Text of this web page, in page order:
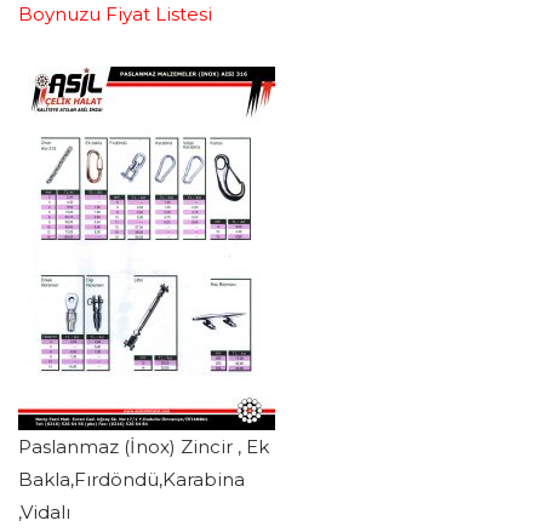
Boynuzu Fiyat Listesi
Paslanmaz (İnox) Zincir , Ek
Bakla,Fırdöndü,Karabina
,Vidalı